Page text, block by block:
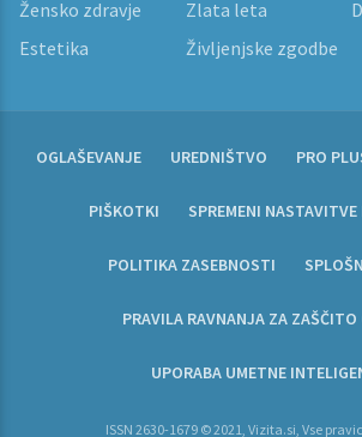
Žensko zdravje
Zlata leta
Estetika
Življenjske zgodbe
OGLAŠEVANJE UREDNIŠTVO PRO
PIŠKOTKI SPREMENI
POLITIKA ZASEBNOSTI
PRAVILA RAVNANJA ZA
UPORABA UMETNE
ISSN 2630-1679 © 2021, Vizita.si, Vse